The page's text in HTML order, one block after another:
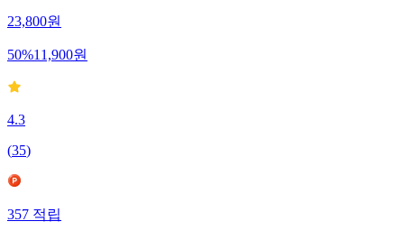
23,800원
50%11,900원
4.3
(35)
357적립